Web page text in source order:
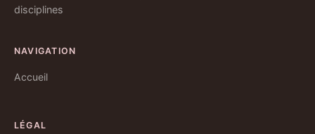
disciplines
NAVIGATION
Accueil
LÉGAL